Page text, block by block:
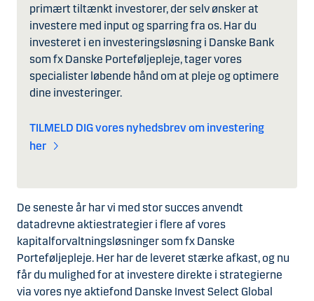
primært tiltænkt investorer, der selv ønsker at
investere med input og sparring fra os. Har du
investeret i en investeringsløsning i Danske Bank
som fx Danske Porteføljepleje, tager vores
specialister løbende hånd om at pleje og optimere
dine investeringer.
TILMELD DIG vores nyhedsbrev om investering
her
De seneste år har vi med stor succes anvendt
datadrevne aktiestrategier i flere af vores
kapitalforvaltningsløsninger som fx Danske
Porteføljepleje. Her har de leveret stærke afkast, og nu
får du mulighed for at investere direkte i strategierne
via vores nye aktiefond Danske Invest Select Global